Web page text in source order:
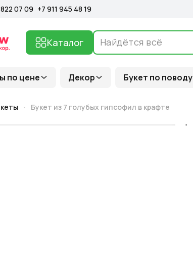
по цене Декор Букет по поводу
Каталог
07 09 +7 911 945 48 19
Букет из 7 голубых гипсофил в крафте